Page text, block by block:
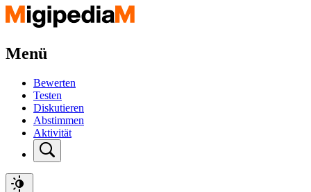
Menü
Bewerten
Testen
Diskutieren
Abstimmen
Aktivität